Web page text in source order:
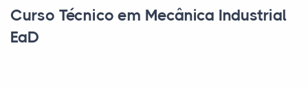
Curso Técnico em Mecânica Industrial
EaD